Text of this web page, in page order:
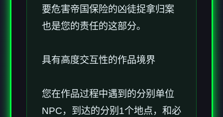
要危害帝国保险的凶徒捉拿归案
也是您的责任的这部分。
具有高度交互性的作品境界
您在作品过程中遇到的分别单位
NPC，到达的分别1个地点，和必